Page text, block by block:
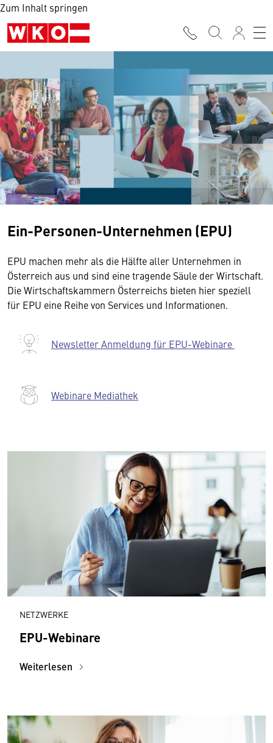
Zum Inhalt springen
Ein-Personen-Unternehmen (EPU)
EPU machen mehr als die Hälfte aller Unternehmen in
Österreich aus und sind eine tragende Säule der Wirtschaft.
Die Wirtschaftskammern Österreichs bieten hier speziell
für EPU eine Reihe von Services und Informationen.
Newsletter Anmeldung für EPU-Webinare
Webinare Mediathek
NETZWERKE
EPU-Webinare
Weiterlesen